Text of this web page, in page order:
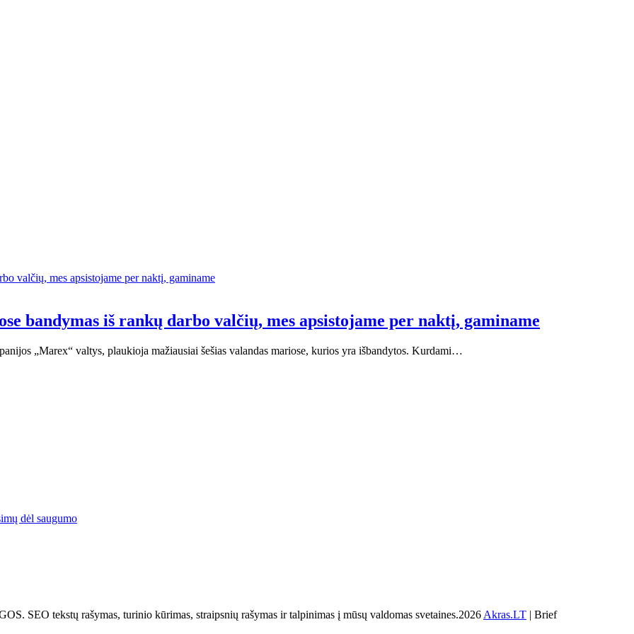
bandymas iš rankų darbo valčių, mes apsistojame per naktį, gaminame
„Marex“ valtys, plaukioja mažiausiai šešias valandas mariose, kurios yra išbandytos. Kurdami…
dėl saugumo
tekstų rašymas, turinio kūrimas, straipsnių rašymas ir talpinimas į mūsų valdomas svetaines.2026 Akras.LT | Brief